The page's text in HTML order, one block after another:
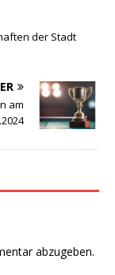
der Stadt
am
abzugeben.